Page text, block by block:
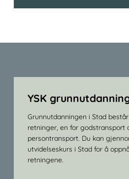
YSK
Grunnutdanningen i Stad
retninger, en for godstransport
persontransport. Du kan
utvidelseskurs i Stad for å
retningene.